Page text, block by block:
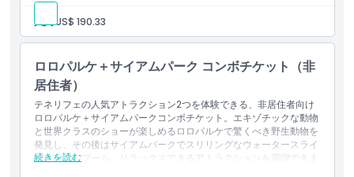
入場：サイアムパーク
パーク内アトラクションへのファストトラックアクセス
ビーチクラブ、タイハウス、ココビーチ、タイバー、スポーツ
サンラウンジャー、チューブ、ライフジャケット、傘の利用
更衣室とシャワーの利用
ロッカーとタオルの利用
大人:US$ 190.33
ロロパルケ＋サイアムパーク コンボチケット（非
居住者）
テネリフェの人気アトラクション2つを体験できる、非居住者向け
ロロパルケ＋サイアムパークコンボチケット。エキゾチックな動物
と世界クラスのショーが楽しめるロロパルケで驚くべき野生動物を
発見し、その後はサイアムパークでスリリングなウォータースライ
ダー、波のプール、リラックスできるアトラクションを満喫できま
続きを読む